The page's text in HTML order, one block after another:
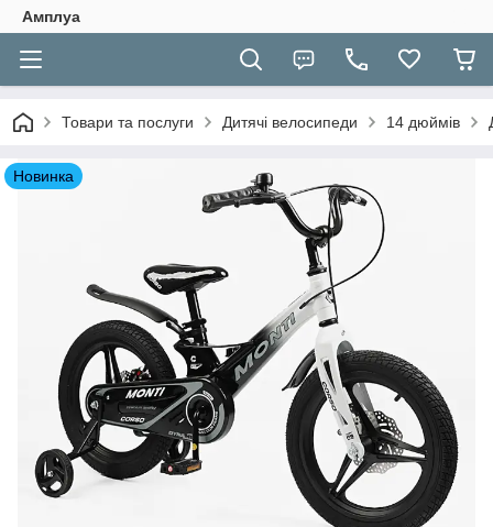
Амплуа
Товари та послуги Дитячі велосипеди 14 дюймів
Новинка